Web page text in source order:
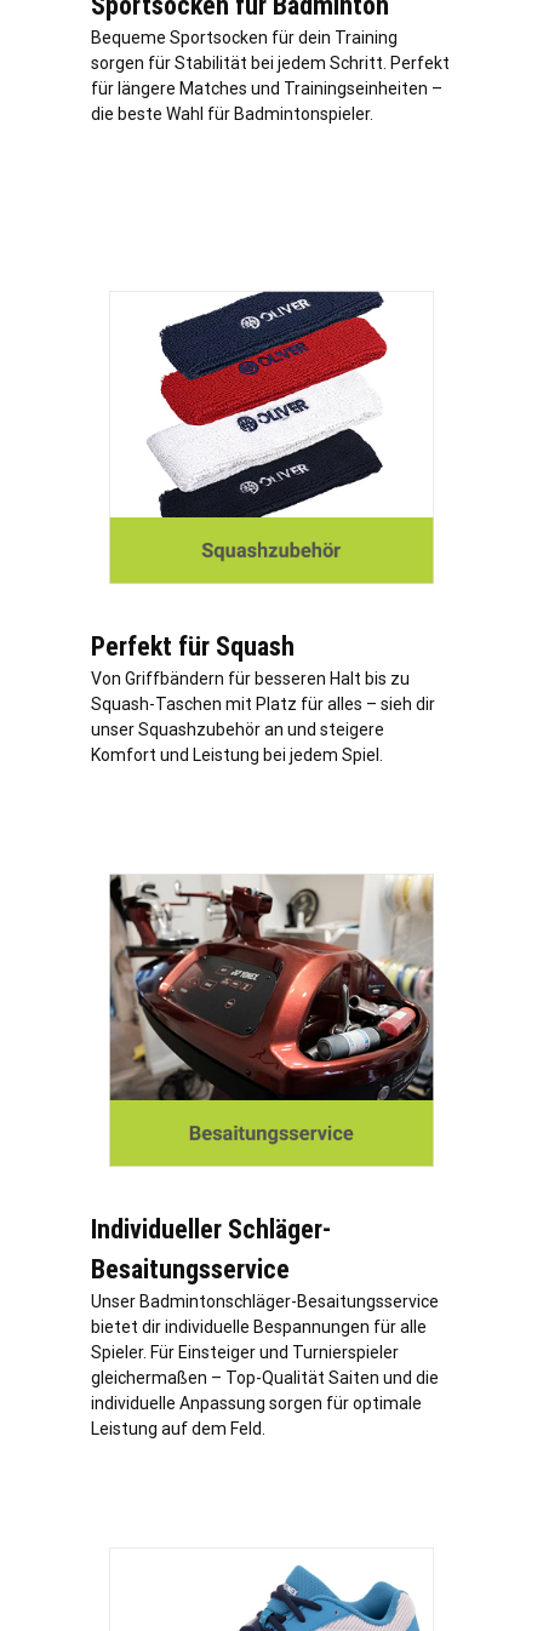
Bequeme Sportsocken für dein Training
sorgen für Stabilität bei jedem Schritt. Perfekt
für längere Matches und Trainingseinheiten –
die beste Wahl für Badmintonspieler.
Perfekt für Squash
Von Griffbändern für besseren Halt bis zu
Squash-Taschen mit Platz für alles – sieh dir
unser Squashzubehör an und steigere
Komfort und Leistung bei jedem Spiel.
Individueller Schläger-
Besaitungsservice
Unser Badmintonschläger-Besaitungsservice
bietet dir individuelle Bespannungen für alle
Spieler. Für Einsteiger und Turnierspieler
gleichermaßen – Top-Qualität Saiten und die
individuelle Anpassung sorgen für optimale
Leistung auf dem Feld.